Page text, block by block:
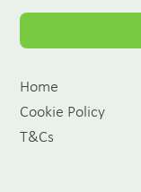
Home
Cookie Policy
T&Cs